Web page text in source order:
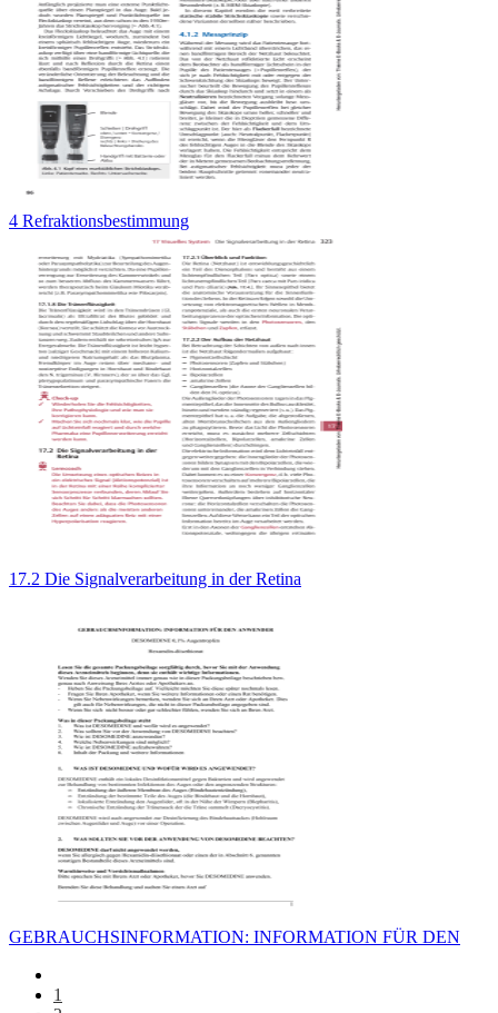
4 Refraktionsbestimmung
17.2 Die Signalverarbeitung in der Retina
GEBRAUCHSINFORMATION: INFORMATION FÜR DEN
1